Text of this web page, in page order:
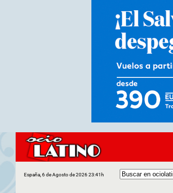
España, 6 de Agosto de 2026 23:41h